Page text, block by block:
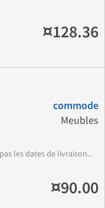
¤128.36
commode
Meubles
les dates de livraison...
¤90.00